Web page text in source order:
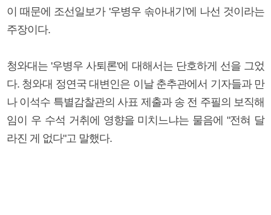
이 때문에 조선일보가 '우병우 솎아내기'에 나선 것이라는
주장이다.
청와대는 '우병우 사퇴론'에 대해서는 단호하게 선을 그었
다. 청와대 정연국 대변인은 이날 춘추관에서 기자들과 만
나 이석수 특별감찰관의 사표 제출과 송 전 주필의 보직해
임이 우 수석 거취에 영향을 미치느냐는 물음에 "전혀 달
라진 게 없다"고 말했다.